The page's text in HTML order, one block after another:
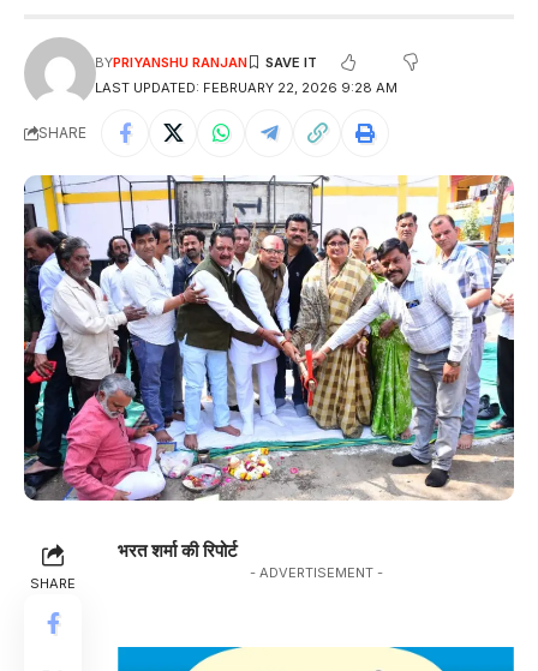
LAST UPDATED: FEBRUARY 22, 2026 9:28 AM
BYPRIYANSHU RANJAN
SHARE
SHARE
भरत शर्मा की रिपोर्ट
- ADVERTISEMENT -